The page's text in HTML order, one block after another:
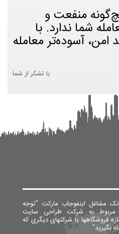
منفعت و
شما ندارد. با
امن، آسوده‌تر معامله
با تشکر از شما
مشاغل اینفوجاب مارکت "توجه
مربوط به شرکت طراحی سایت
فروشگاهها یا شرکتهای دیگری که
نگیرید"